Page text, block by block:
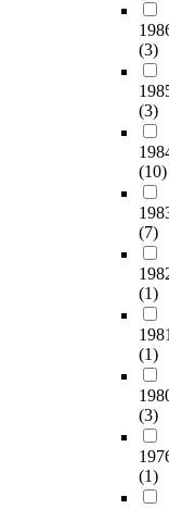
(3)
(3)
(10)
(7)
(1)
(1)
(3)
(1)